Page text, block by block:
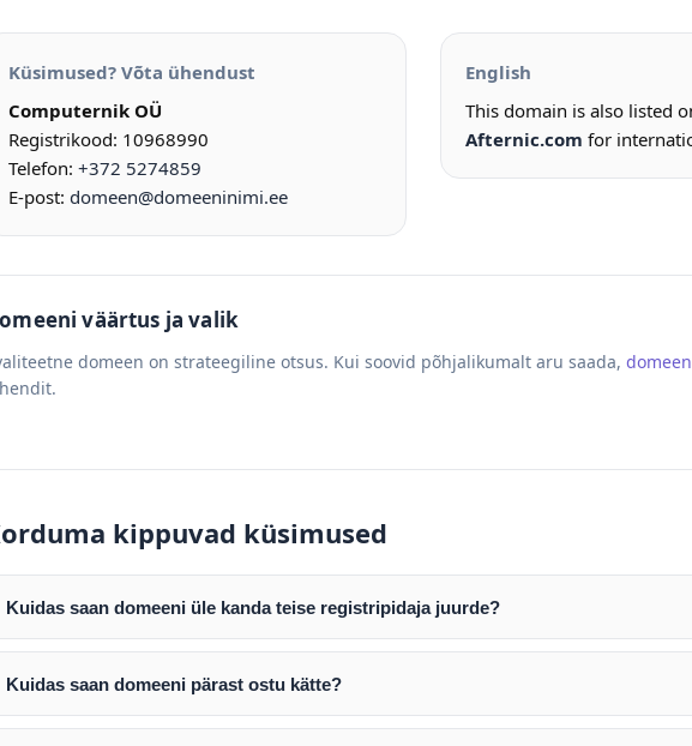
Küsimused? Võta ühendust
Computernik OÜ
Registrikood: 10968990
Telefon: +372 5274859
E-post: domeen@domeeninimi.ee
English
This domain is also listed
Afternic.com for
väärtus ja valik
domeen on strateegiline otsus. Kui soovid põhjalikumalt aru saada,
kippuvad küsimused
Kuidas saan domeeni üle kanda teise registripidaja juurde?
Pärast makse laekumist edastame teile domeeni AUTH (EPP) koodi. Selle abil saate
enda valitud registripidaja juurde.
Domeeni ülekandmine toimub registripidajate vahelise protsessina ning võib võtta
Kuidas saan domeeni pärast ostu kätte?
Pärast ostu vormistamist väljastame arve. Maksekinnituse järel edastame teile